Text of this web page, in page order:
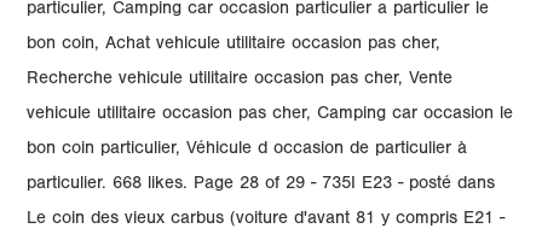
particulier, Camping car occasion particulier a particulier le
bon coin, Achat vehicule utilitaire occasion pas cher,
Recherche vehicule utilitaire occasion pas cher, Vente
vehicule utilitaire occasion pas cher, Camping car occasion le
bon coin particulier, Véhicule d occasion de particulier à
particulier. 668 likes. Page 28 of 29 - 735I E23 - posté dans
Le coin des vieux carbus (voiture d'avant 81 y compris E21 -